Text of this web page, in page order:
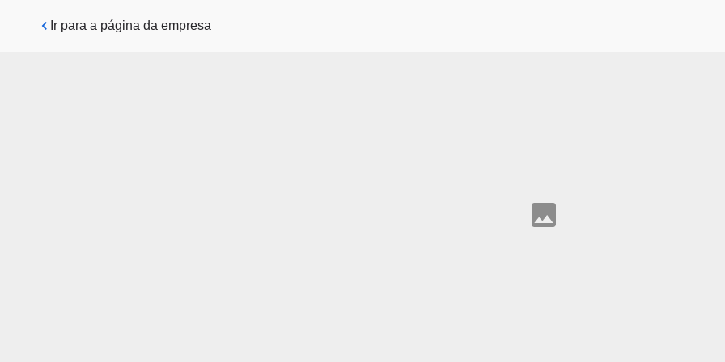
Pular para o conteúdo principal
Ir para a página da empresa